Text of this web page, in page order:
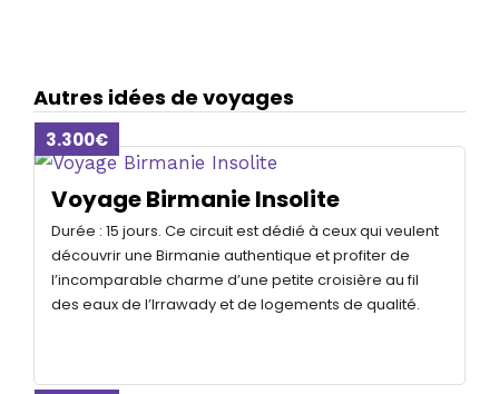
Autres idées de voyages
3.300€
Voyage Birmanie Insolite
Durée : 15 jours. Ce circuit est dédié à ceux qui veulent
découvrir une Birmanie authentique et profiter de
l’incomparable charme d’une petite croisière au fil
des eaux de l’Irrawady et de logements de qualité.